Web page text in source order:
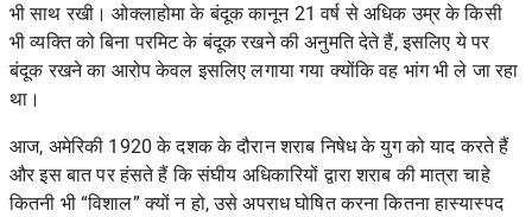
भी साथ रखी। ओक्लाहोमा के बंदूक कानून 21 वर्ष से अधिक उम्र के किसी
भी व्यक्ति को बिना परमिट के बंदूक रखने की अनुमति देते हैं, इसलिए ये पर
बंदूक रखने का आरोप केवल इसलिए लगाया गया क्योंकि वह भांग भी ले जा रहा
था।
आज, अमेरिकी 1920 के दशक के दौरान शराब निषेध के युग को याद करते हैं
और इस बात पर हंसते हैं कि संघीय अधिकारियों द्वारा शराब की मात्रा चाहे
कितनी भी “विशाल” क्यों न हो, उसे अपराध घोषित करना कितना हास्यास्पद